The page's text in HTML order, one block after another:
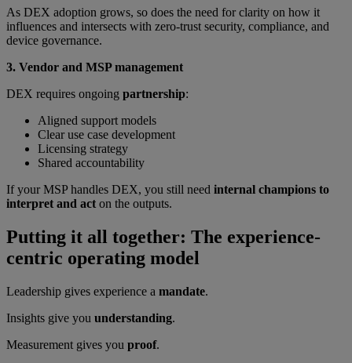
As DEX adoption grows, so does the need for clarity on how it
influences and intersects with zero-trust security, compliance, and
device governance.
3. Vendor and MSP management
DEX requires ongoing partnership:
Aligned support models
Clear use case development
Licensing strategy
Shared accountability
If your MSP handles DEX, you still need internal champions to
interpret and act on the outputs.
Putting it all together: The experience-
centric operating model
Leadership gives experience a mandate.
Insights give you understanding.
Measurement gives you proof.